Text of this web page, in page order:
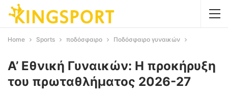
Home Sports ποδόσφαιρο Ποδόσφαιρο γυναικών
Α’ Εθνική Γυναικών: Η προκήρυξη
του πρωταθλήματος 2026-27